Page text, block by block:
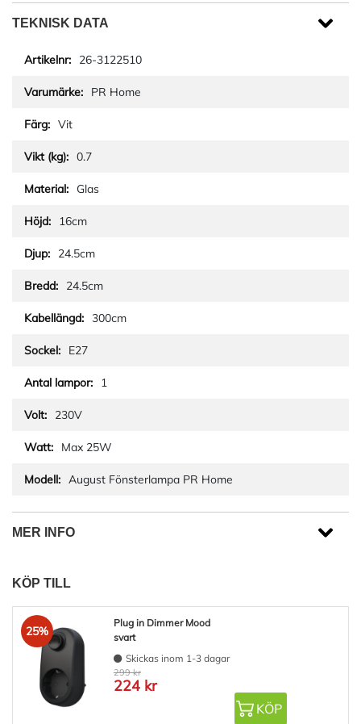
TEKNISK DATA
26-3122510
PR Home
Vit
0.7
Glas
16cm
24.5cm
24.5cm
300cm
E27
1
230V
Max 25W
August Fönsterlampa PR Home
MER INFO
KÖP TILL
25%
Plug in Dimmer Mood
svart
Skickas inom 1-3 dagar
299 kr
224 kr
KÖP